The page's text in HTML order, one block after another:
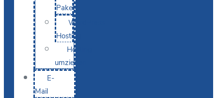
Pakete
WordPress
Hosting
Hosting
umziehen
E-
Mail